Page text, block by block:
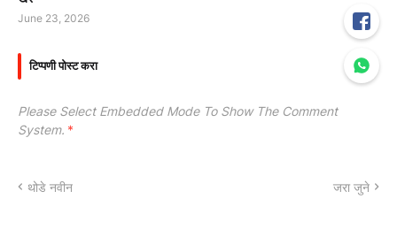
June 23, 2026
टिप्पणी पोस्ट करा
Please Select Embedded Mode To Show The Comment
System. *
थोडे नवीन जरा जुने